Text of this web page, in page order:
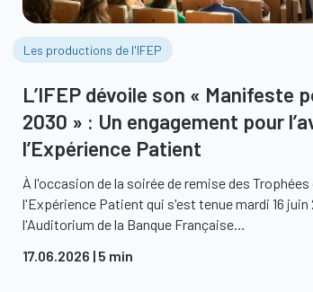
Les productions de l'IFEP
L’IFEP dévoile son « Manifeste
2030 » : Un engagement pour
l’Expérience Patient
À l'occasion de la soirée de remise des Trophées
l'Expérience Patient qui s'est tenue mardi 16 juin
l'Auditorium de la Banque Française…
17.06.2026 | 5 min